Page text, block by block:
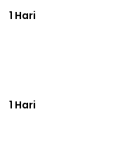
1 Hari
1 Hari